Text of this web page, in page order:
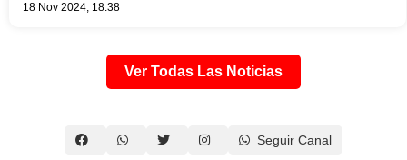
18 Nov 2024, 18:38
Ver Todas Las Noticias
Seguir Canal